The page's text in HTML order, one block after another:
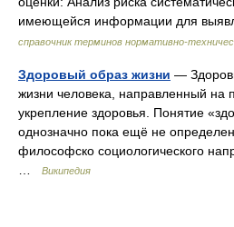
имеющейся информации для
справочник терминов нормативно-
Здоровый образ жизни —
жизни человека, направленный на
укрепление здоровья. Понятие
однозначно пока ещё не
философско социологического
Википедия